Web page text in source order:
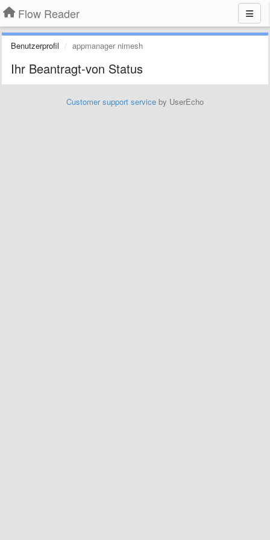
Flow Reader
Benutzerprofil appmanager nimesh
Ihr Beantragt-von Status
Customer support service by UserEcho